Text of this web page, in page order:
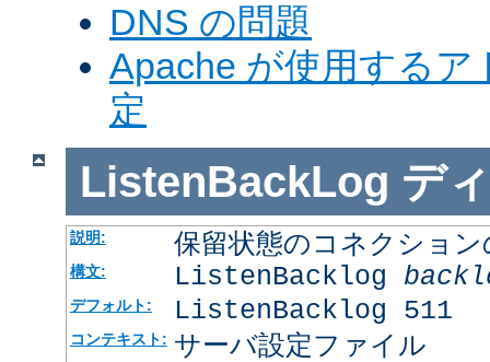
DNS の問題
Apache が使用する
定
ListenBackLog デ
説明: 保留状態のコネクショ
構文: ListenBacklog
デフォルト: ListenBacklog 511
コンテキスト: サーバ設定ファイル